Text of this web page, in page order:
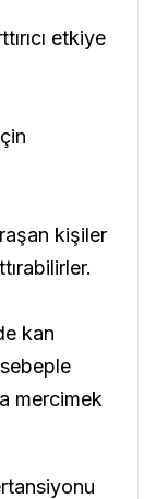
etkiye
kişiler
kan
mercimek